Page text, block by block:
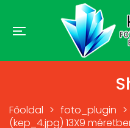
Főoldal > foto_plugin >
(kep_4.jpg) 13X9